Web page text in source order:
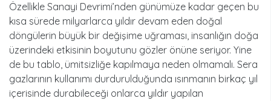
Özellikle Sanayi Devrimi’nden günümüze kadar geçen bu
kısa sürede milyarlarca yıldır devam eden doğal
döngülerin büyük bir değişime uğraması, insanlığın doğa
üzerindeki etkisinin boyutunu gözler önüne seriyor. Yine
de bu tablo, ümitsizliğe kapılmaya neden olmamalı. Sera
gazlarının kullanımı durdurulduğunda ısınmanın birkaç yıl
içerisinde durabileceği onlarca yıldır yapılan